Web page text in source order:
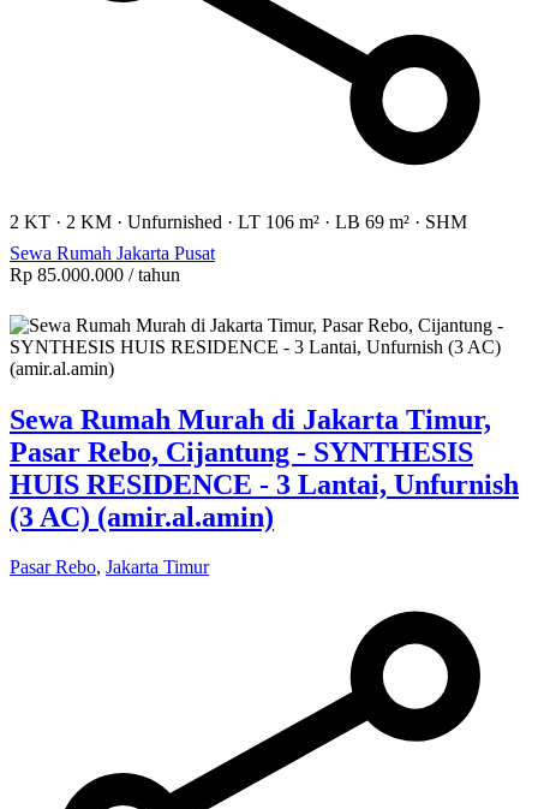
2 KT · 2 KM · Unfurnished · LT 106 m² · LB 69 m² · SHM
Sewa Rumah Jakarta Pusat
Rp 85.000.000 / tahun
Sewa Rumah Murah di Jakarta Timur,
Pasar Rebo, Cijantung - SYNTHESIS
HUIS RESIDENCE - 3 Lantai, Unfurnish
(3 AC) (amir.al.amin)
Pasar Rebo, Jakarta Timur